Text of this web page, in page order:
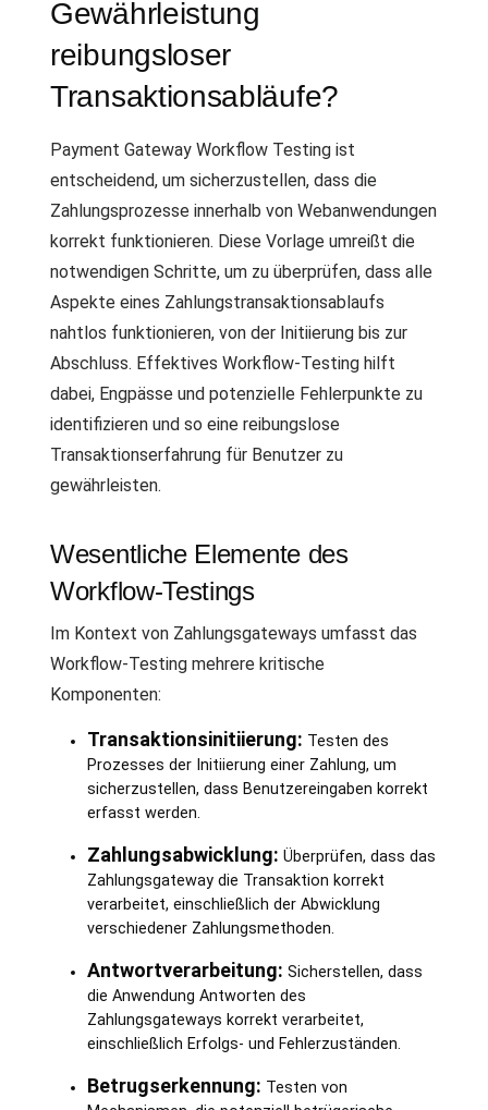
Gewährleistung
reibungsloser
Transaktionsabläufe?
Payment Gateway Workflow Testing ist
entscheidend, um sicherzustellen, dass die
Zahlungsprozesse innerhalb von Webanwendungen
korrekt funktionieren. Diese Vorlage umreißt die
notwendigen Schritte, um zu überprüfen, dass alle
Aspekte eines Zahlungstransaktionsablaufs
nahtlos funktionieren, von der Initiierung bis zur
Abschluss. Effektives Workflow-Testing hilft
dabei, Engpässe und potenzielle Fehlerpunkte zu
identifizieren und so eine reibungslose
Transaktionserfahrung für Benutzer zu
gewährleisten.
Wesentliche Elemente des
Workflow-Testings
Im Kontext von Zahlungsgateways umfasst das
Workflow-Testing mehrere kritische
Komponenten:
Transaktionsinitiierung: Testen des
Prozesses der Initiierung einer Zahlung, um
sicherzustellen, dass Benutzereingaben korrekt
erfasst werden.
Zahlungsabwicklung: Überprüfen, dass das
Zahlungsgateway die Transaktion korrekt
verarbeitet, einschließlich der Abwicklung
verschiedener Zahlungsmethoden.
Antwortverarbeitung: Sicherstellen, dass
die Anwendung Antworten des
Zahlungsgateways korrekt verarbeitet,
einschließlich Erfolgs- und Fehlerzuständen.
Betrugserkennung: Testen von